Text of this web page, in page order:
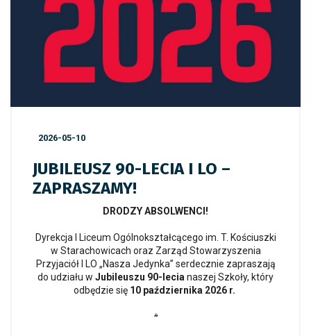
2026-05-10
JUBILEUSZ 90-LECIA I LO –
ZAPRASZAMY!
DRODZY ABSOLWENCI!
Dyrekcja I Liceum Ogólnokształcącego im. T. Kościuszki
w Starachowicach oraz Zarząd Stowarzyszenia
Przyjaciół I LO „Nasza Jedynka” serdecznie zapraszają
do udziału w Jubileuszu 90-lecia naszej Szkoły, który
odbędzie się 10 października 2026 r.
⸞